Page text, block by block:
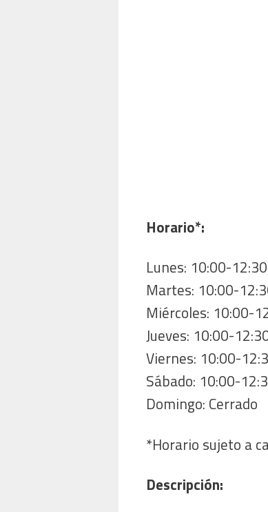
Horario*:
Lunes: 10:00-
Martes: 10:00-
Miércoles: 10:00-
Jueves: 10:00-
Viernes: 10:00-
Sábado: 10:00-
Domingo: Cerrado
*Horario sujeto a
Descripción: